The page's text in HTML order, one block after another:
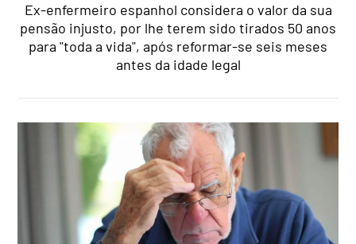
Ex-enfermeiro espanhol considera o valor da sua
pensão injusto, por lhe terem sido tirados 50 anos
para "toda a vida", após reformar-se seis meses
antes da idade legal